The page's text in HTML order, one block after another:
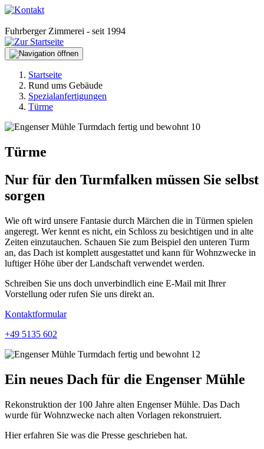
Fuhrberger Zimmerei - seit 1994
Startseite
Rund ums Gebäude
Spezialanfertigungen
Türme
Türme
Nur für den Turmfalken müssen Sie selbst
sorgen
Wie oft wird unsere Fantasie durch Märchen die in Türmen spielen
angeregt. Wer kennt es nicht, ein Schloss zu besichtigen und in alte
Zeiten einzutauchen. Schauen Sie zum Beispiel den unteren Turm
an, das Dach ist komplett ausgestattet und kann für Wohnzwecke in
luftiger Höhe über der Landschaft verwendet werden.
Schreiben Sie uns doch unverbindlich eine E-Mail mit Ihrer
Vorstellung oder rufen Sie uns direkt an.
Kontaktformular
+49 5135 602
Ein neues Dach für die Engenser Mühle
Rekonstruktion der 100 Jahre alten Engenser Mühle. Das Dach
wurde für Wohnzwecke nach alten Vorlagen rekonstruiert.
Hier erfahren Sie was die Presse geschrieben hat.